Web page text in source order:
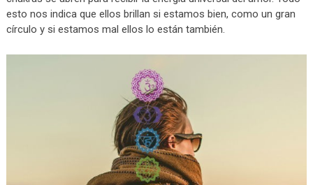
esto nos indica que ellos brillan si estamos bien, como un gran
círculo y si estamos mal ellos lo están también.